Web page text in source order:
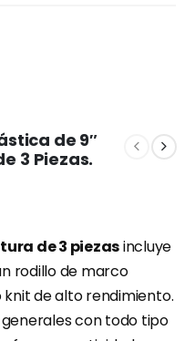
de 9″
3 Piezas.
de 3 piezasincluye
rodillo de marco
de alto rendimiento.
con todo tipo